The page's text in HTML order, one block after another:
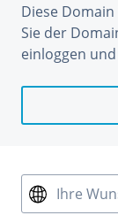
Diese
Sie der
einloggen
Ihre